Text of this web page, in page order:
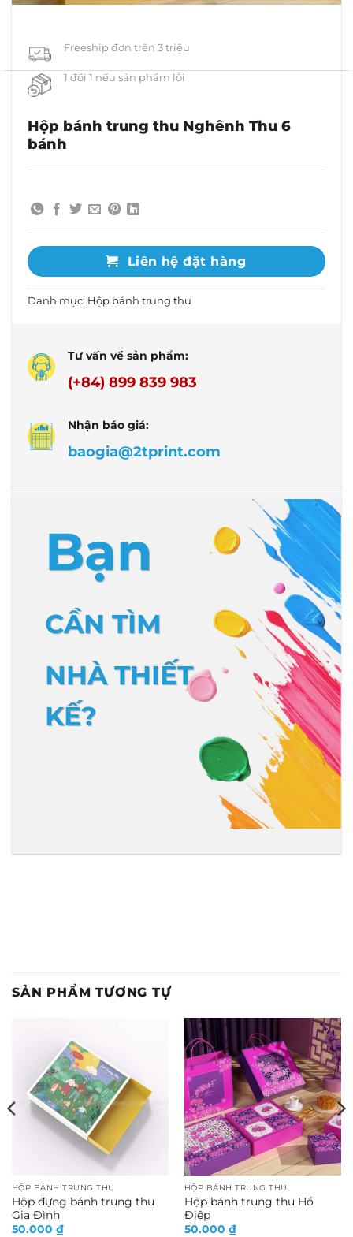
Freeship đơn trên 3 triệu
1 đổi 1 nếu sản phẩm lỗi
Hộp bánh trung thu Nghênh Thu 6
bánh
Liên hệ đặt hàng
Danh mục: Hộp bánh trung thu
Tư vấn về sản phẩm:
(+84) 899 839 983
Nhận báo giá:
baogia@2tprint.com
Bạn
CẦN TÌM
NHÀ THIẾT
KẾ?
SẢN PHẨM TƯƠNG TỰ
HỘP BÁNH TRUNG THU
Hộp đựng bánh trung thu
Gia Đình
50.000 ₫
HỘP BÁNH TRUNG THU
Hộp bánh trung thu Hồ
Điệp
50.000 ₫